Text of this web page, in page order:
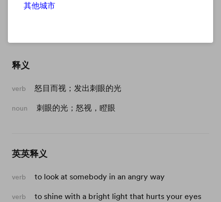
glare
释义
verb 怒目而视；发出刺眼的光
noun 刺眼的光；怒视，瞪眼
英英释义
verb to look at somebody in an angry way
verb to shine with a bright light that hurts your eyes
其他城市